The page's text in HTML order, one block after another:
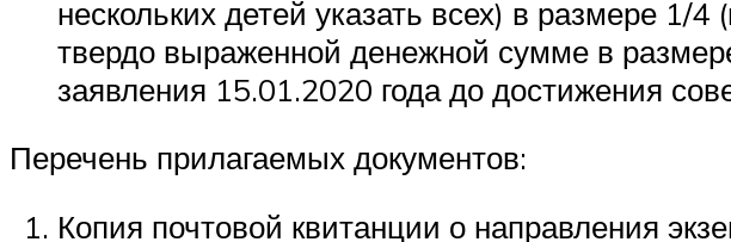
нескольких детей указать всех) в размере 1/
твердо выраженной денежной сумме в
заявления 15.01.2020 года до достижения
Перечень прилагаемых документов:
Копия почтовой квитанции о направления